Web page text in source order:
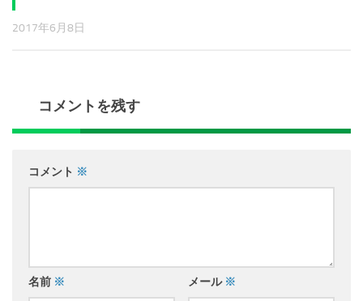
2017年6月8日
コメントを残す
コメント ※
名前 ※ メール ※